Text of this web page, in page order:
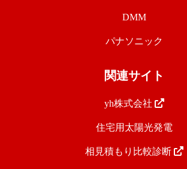
DMM
パナソニック
関連サイト
yh株式会社
住宅用太陽光発電
相見積もり比較診断